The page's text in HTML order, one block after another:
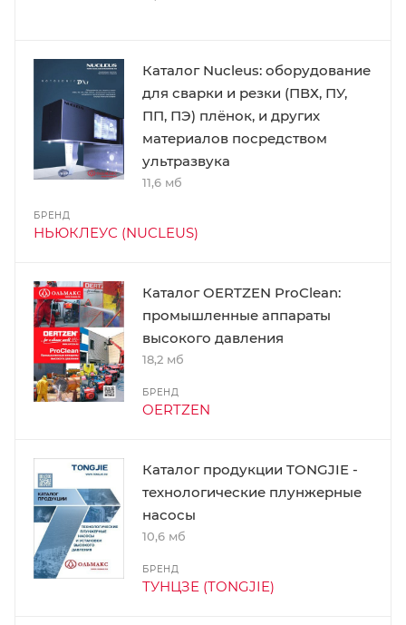
Каталог Nucleus: оборудование
для сварки и резки (ПВХ, ПУ,
ПП, ПЭ) плёнок, и других
материалов посредством
ультразвука
11,6 мб
БРЕНД
НЬЮКЛЕУС (NUCLEUS)
Каталог OERTZEN ProClean:
промышленные аппараты
высокого давления
18,2 мб
БРЕНД
OERTZEN
Каталог продукции TONGJIE -
технологические плунжерные
насосы
10,6 мб
БРЕНД
ТУНЦЗЕ (TONGJIE)